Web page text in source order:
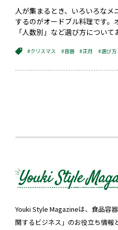
人が集まるとき、いろいろな
するのがオードブル料理です。
「人数別」など選び方について
#クリスマス #容器 #正月 #選び方
Youki Style Magazineは、食品容
関するビジネス」のお役立ち情報と